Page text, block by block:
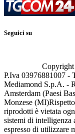
Seguici su
P.Iva 03976881007 -
Mediamond S.p.A. -
Amsterdam (Paesi
Monzese (MI)
riprodotti è vietata
sistemi di intelligenza
espresso di utilizzare